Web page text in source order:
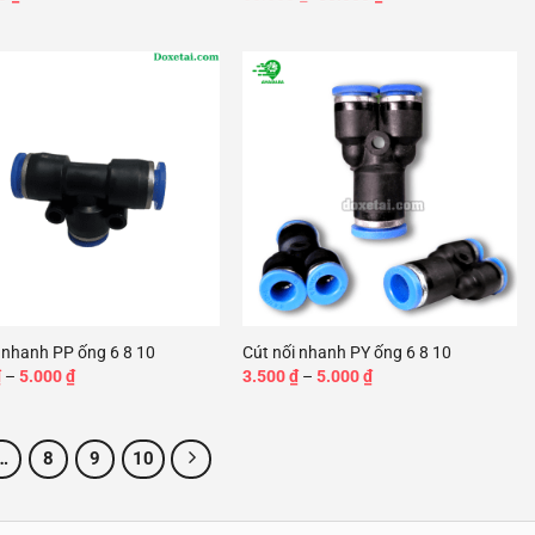
hiện
PP ống 6 8 10
– 5.000₫Khoảng
giá:
đến
5.000 ₫
+
Cút nối nhanh PY ống 6 8 10
3.500₫ – 5.000₫Khoảng
8 9 10